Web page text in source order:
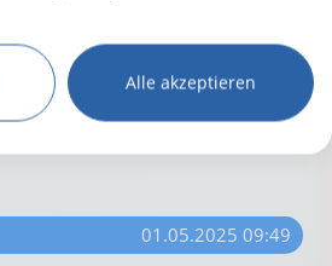
me how to live
me how to love
more
01.05.2025 09:49
Alle akzeptieren